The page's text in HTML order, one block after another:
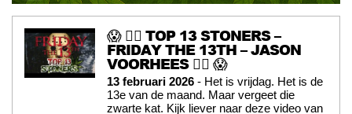
😱 🧟‍♂️ TOP 13 STONERS –
FRIDAY THE 13TH – JASON
VOORHEES 🧟‍♂️ 😱
13 februari 2026 - Het is vrijdag. Het is de
13e van de maand. Maar vergeet die
zwarte kat. Kijk liever naar deze video van